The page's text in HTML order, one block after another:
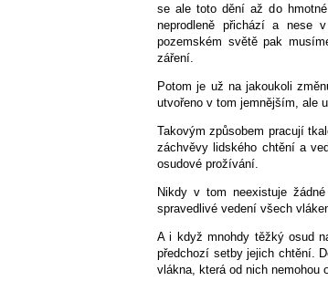
se ale toto dění až do
neprodleně přichází a nese
pozemském světě pak
záření.
Potom je už na jakoukoli
utvořeno v tom jemnějším, ale
Takovým způsobem pracují
záchvěvy lidského chtění a
osudové prožívání.
Nikdy v tom neexistuje
spravedlivé vedení všech
A i když mnohdy těžký osud
předchozí setby jejich chtění.
vlákna, která od nich nemohou